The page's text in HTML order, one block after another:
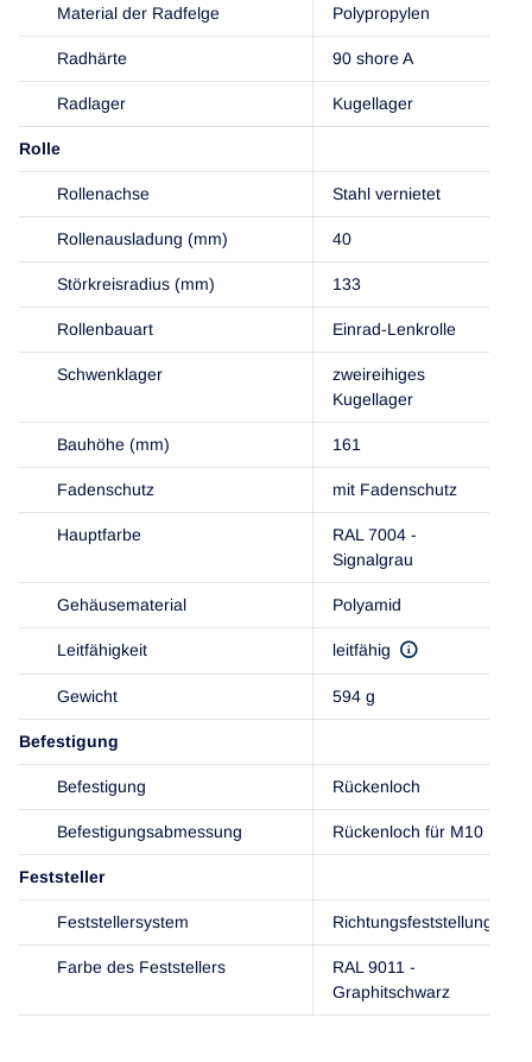
Material der Radfelge Polypropylen
Radhärte 90 shore A
Radlager Kugellager
Rolle
Rollenachse Stahl vernietet
Rollenausladung (mm) 40
Störkreisradius (mm) 133
Rollenbauart Einrad-Lenkrolle
Schwenklager
zweireihiges
Kugellager
Bauhöhe (mm) 161
Fadenschutz mit Fadenschutz
Hauptfarbe
RAL 7004 -
Signalgrau
Gehäusematerial Polyamid
Leitfähigkeit leitfähig
Gewicht 594 g
Befestigung
Befestigung Rückenloch
Befestigungsabmessung Rückenloch für M10
Feststeller
Feststellersystem Richtungsfeststellung
Farbe des Feststellers
RAL 9011 -
Graphitschwarz